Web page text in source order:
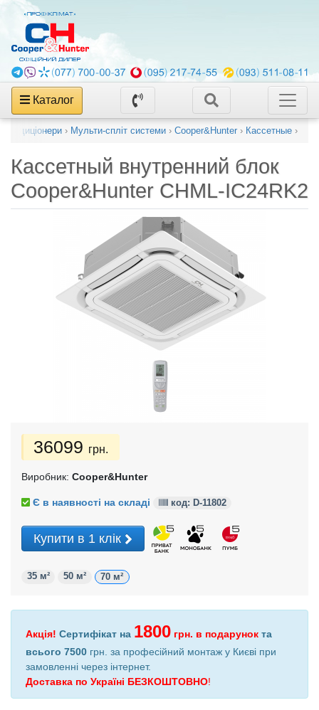
Каталог
кондиціонери › Мульти-спліт системи › Cooper&Hunter › Кассетные ›
Кассетный внутренний блок
Cooper&Hunter CHML-IC24RK2
36099 грн.
Виробник: Cooper&Hunter
Є в наявності на складі код: D-11802
Купити в 1 клік
35 м² 50 м² 70 м²
Акція! Сертифікат на 1800 грн. в подарунок та
всього 7500 грн. за професійний монтаж у Києві при
замовленні через інтернет.
Доставка по Україні БЕЗКОШТОВНО!